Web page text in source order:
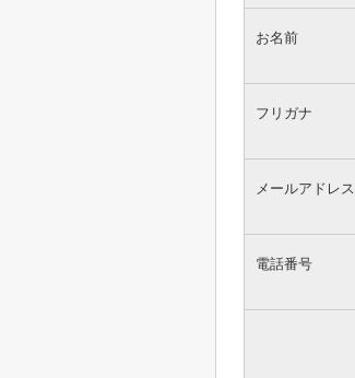
お名前
フリガナ
メールアドレス
電話番号